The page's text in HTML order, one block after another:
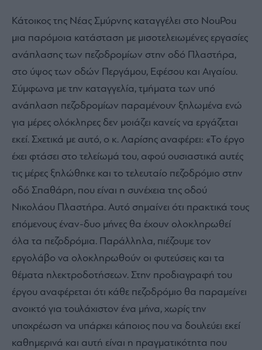
Κάτοικος της Νέας Σμύρνης καταγγέλει στο NouPou
μια παρόμοια κατάσταση με μισοτελειωμένες εργασίες
ανάπλασης των πεζοδρομίων στην οδό Πλαστήρα,
στο ύψος των οδών Περγάμου, Εφέσου και Αιγαίου.
Σύμφωνα με την καταγγελία, τμήματα των υπό
ανάπλαση πεζοδρομίων παραμένουν ξηλωμένα ενώ
για μέρες ολόκληρες δεν μοιάζει κανείς να εργάζεται
εκεί. Σχετικά με αυτό, ο κ. Λαρίσης αναφέρει: «Το έργο
έχει φτάσει στο τελείωμά του, αφού ουσιαστικά αυτές
τις μέρες ξηλώθηκε και το τελευταίο πεζοδρόμιο στην
οδό Σπαθάρη, που είναι η συνέχεια της οδού
Νικολάου Πλαστήρα. Αυτό σημαίνει ότι πρακτικά τους
επόμενους έναν-δυο μήνες θα έχουν ολοκληρωθεί
όλα τα πεζοδρόμια. Παράλληλα, πιέζουμε τον
εργολάβο να ολοκληρωθούν οι φυτεύσεις και τα
θέματα ηλεκτροδοτήσεων. Στην προδιαγραφή του
έργου αναφέρεται ότι κάθε πεζοδρόμιο θα παραμείνει
ανοικτό για τουλάχιστον ένα μήνα, χωρίς την
υποχρέωση να υπάρχει κάποιος που να δουλεύει εκεί
καθημερινά και αυτή είναι η πραγματικότητα που